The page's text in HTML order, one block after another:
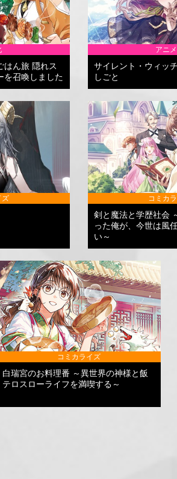
はん旅 隠れス
を召喚しました
アニ
サイレント・ウィッ
しごと
ズ コミカ
剣と魔法と学歴社会
った俺が、今世は風
い～
コミカライズ
白瑞宮のお料理番 ～異世界の神様と飯
テロスローライフを満喫する～